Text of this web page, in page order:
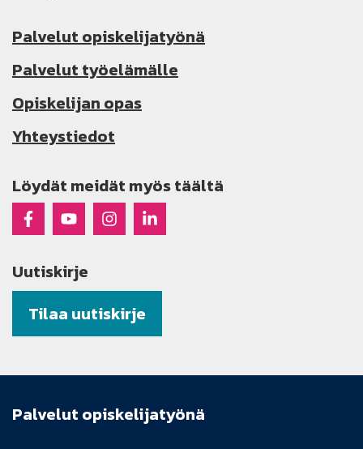
Palvelut opiskelijatyönä
Palvelut työelämälle
Opiskelijan opas
Yhteystiedot
Löydät meidät myös täältä
Raseko Facebookissa
Raseko Youtubessa
Raseko Instagramissa
Raseko Linkedinissä
Uutiskirje
Tilaa uutiskirje
Palvelut opiskelijatyönä